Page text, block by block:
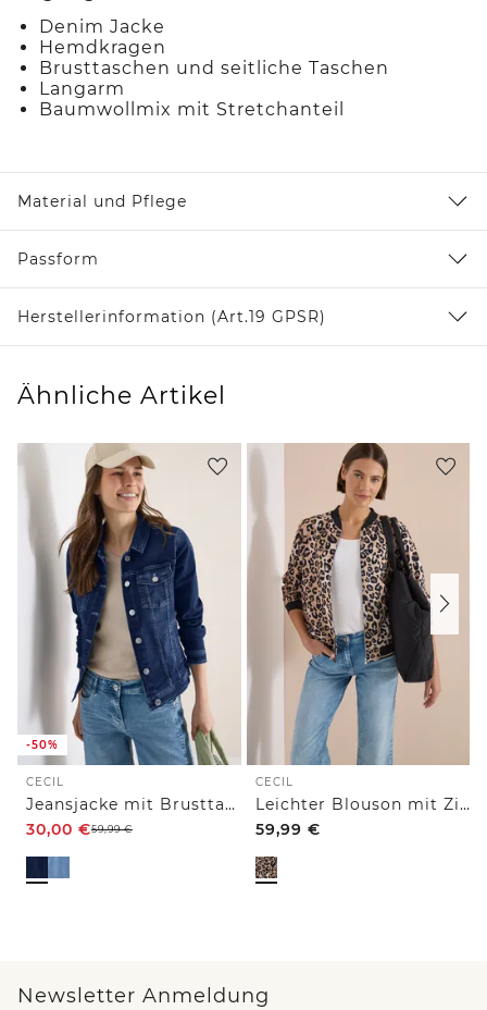
Denim Jacke
Hemdkragen
Brusttaschen und seitliche Taschen
Langarm
Baumwollmix mit Stretchanteil
Material und Pflege
Passform
Herstellerinformation (Art.19 GPSR)
Ähnliche Artikel
-50%
CECIL
Jeansjacke mit Brusttaschen und Knöpfen
30,00 €59,99€
CECIL
Leichter Blouson mit Zipper und Leo-Print
59,99 €
Newsletter Anmeldung